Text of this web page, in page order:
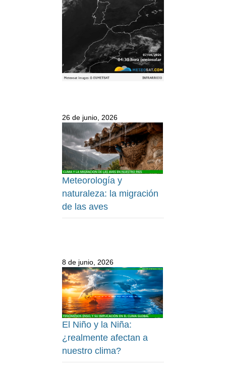
26 de junio, 2026
Meteorología y
naturaleza: la migración
de las aves
8 de junio, 2026
El Niño y la Niña:
¿realmente afectan a
nuestro clima?